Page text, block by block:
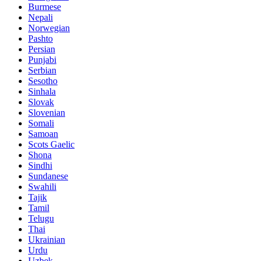
Burmese
Nepali
Norwegian
Pashto
Persian
Punjabi
Serbian
Sesotho
Sinhala
Slovak
Slovenian
Somali
Samoan
Scots Gaelic
Shona
Sindhi
Sundanese
Swahili
Tajik
Tamil
Telugu
Thai
Ukrainian
Urdu